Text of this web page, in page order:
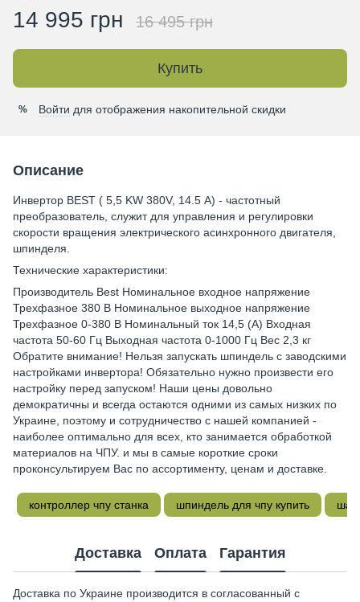
14 995 грн 16 495 грн
Купить
% Войти для отображения накопительной скидки
Описание
Инвертор BEST ( 5,5 KW 380V, 14.5 А) - частотный
преобразователь, служит для управления и регулировки
скорости вращения электрического асинхронного двигателя,
шпинделя.
Технические характеристики:
Производитель Best Номинальное входное напряжение
Трехфазное 380 В Номинальное выходное напряжение
Трехфазное 0-380 В Номинальный ток 14,5 (А) Входная
частота 50-60 Гц Выходная частота 0-1000 Гц Вес 2,3 кг
Обратите внимание! Нельзя запускать шпиндель с заводскими
настройками инвертора! Обязательно нужно произвести его
настройку перед запуском! Наши цены довольно
демократичны и всегда остаются одними из самых низких по
Украине, поэтому и сотрудничество с нашей компанией -
наиболее оптимально для всех, кто занимается обработкой
материалов на ЧПУ. и мы в самые короткие сроки
проконсультируем Вас по ассортименту, ценам и доставке.
контроллер чпу станка шпиндель для чпу купить
Доставка Оплата Гарантия
Доставка по Украине производится в согласованный с